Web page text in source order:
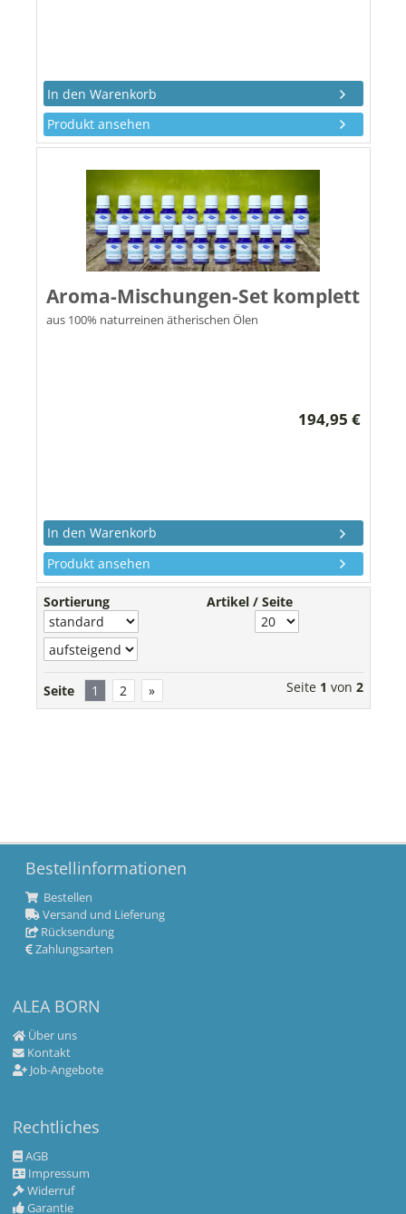
Produkt ansehen
Aroma-Mischungen-Set komplett
aus 100% naturreinen ätherischen Ölen
194,95 €
Produkt ansehen
Sortierung Artikel / Seite
Seite 1 2 » Seite 1 von 2
Bestellinformationen
Bestellen
Versand und Lieferung
Rücksendung
Zahlungsarten
ALEA BORN
Über uns
Kontakt
Job-Angebote
Rechtliches
AGB
Impressum
Widerruf
Garantie